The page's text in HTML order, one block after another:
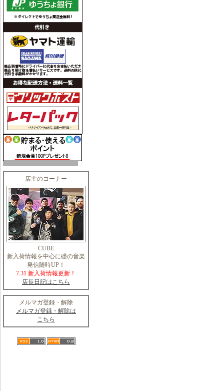
店主のコーナー
CUBE
新入荷情報を中心に礎の音楽
発信随時UP！
7.31 新入荷情報更新！
店長日記はこちら
メルマガ登録・解除
メルマガ登録・解除は
こちら